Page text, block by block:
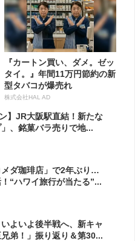
『カートン買い、ダメ。ゼッ
タイ。』年間11万円節約の新
型タバコが爆売れ
株式会社HAL AD
】JR大阪駅直結！新たな
」、銘菓バラ売りで地...
メダ珈琲店」で2年ぶり…
“ハワイ旅行が当たる”...
よいよ後半戦へ、新キャ
弟！」振り返り＆第30...